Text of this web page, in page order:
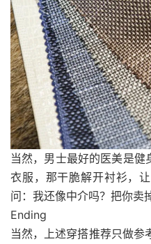
当然，男士最好的医美是
衣服，那干脆解开衬衫，
问：我还像中介吗？把你卖
Ending
当然，上述穿搭推荐只做参